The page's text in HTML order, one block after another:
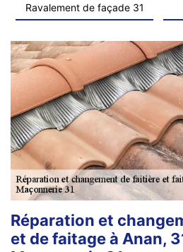
Ravalement de façade 31
Réparation et
et de faitage à Anan,